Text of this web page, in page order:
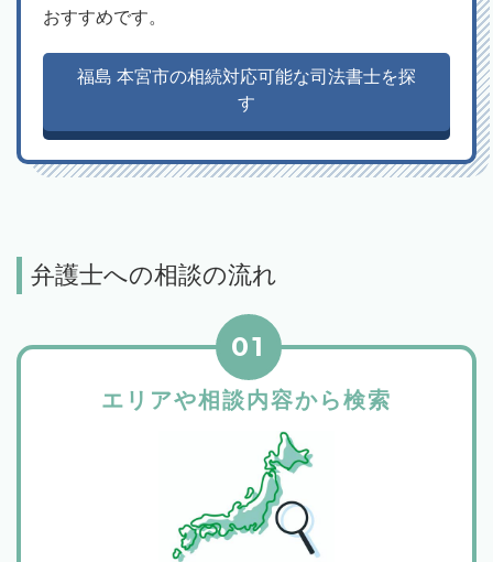
おすすめです。
福島 本宮市の相続対応可能な司法書士を探
す
弁護士への相談の流れ
エリアや相談内容から検索
01